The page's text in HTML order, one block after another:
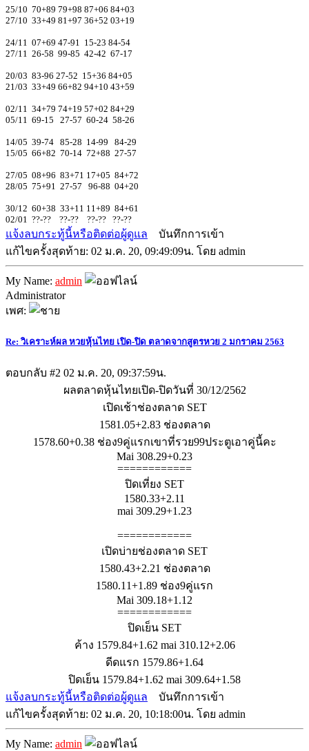
25/10 70+89 79+98 87+06 84+03
27/10 33+49 81+97 36+52 03+19
24/11 07+69 47-91 15-23 84-54
27/11 26-58 99-85 42-42 67-17
20/03 83-96 27-52 15+36 84+05
21/03 33+49 66+82 94+10 43+59
02/11 34+79 74+19 57+02 84+29
05/11 69-15 27-57 60-24 58-26
14/05 39-74 85-28 14-99 84-29
15/05 66+82 70-14 72+88 27-57
27/05 08+96 83+71 17+05 84+72
28/05 75+91 27-57 96-88 04+20
30/12 60+38 33+11 11+89 84+61
02/01 ??-?? ??-?? ??-?? ??-??
แจ้งลบกระทู้นี้หรือติดต่อผู้ดูแล
บันทึกการเข้า
แก้ไขครั้งสุดท้าย: 02 ม.ค. 20, 09:49:09น. โดย admin
My Name: admin
Administrator
เพศ:
Re: วิเคราะห์ผล หวยหุ้นไทย เปิด-ปิด ตลาดจากสูตรหวย 2 มกราคม 2563
ตอบกลับ #2 02 ม.ค. 20, 09:37:59น.
ผลตลาดหุ้นไทยเปิด-ปิดวันที่ 30/12/2562
เปิดเช้าช่องตลาด SET
1581.05+2.83 ช่องตลาด
1578.60+0.38 ช่อง9คู่แรกเขาที่รวย99ประตูเอาคู่นี้คะ
Mai 308.29+0.23
============
ปิดเที่ยง SET
1580.33+2.11
mai 309.29+1.23
============
เปิดบ่ายช่องตลาด SET
1580.43+2.21 ช่องตลาด
1580.11+1.89 ช่อง9คู่แรก
Mai 309.18+1.12
============
ปิดเย็น SET
ค้าง 1579.84+1.62 mai 310.12+2.06
ดีดแรก 1579.86+1.64
ปิดเย็น 1579.84+1.62 mai 309.64+1.58
แจ้งลบกระทู้นี้หรือติดต่อผู้ดูแล
บันทึกการเข้า
แก้ไขครั้งสุดท้าย: 02 ม.ค. 20, 10:18:00น. โดย admin
My Name: admin